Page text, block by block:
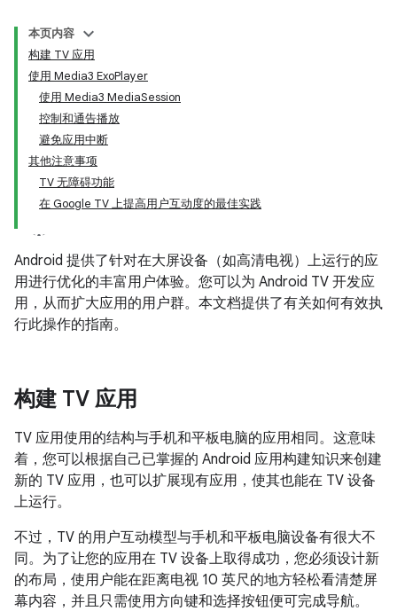
本页内容
构建 TV 应用
使用 Media3 ExoPlayer
使用 Media3 MediaSession
控制和通告播放
避免应用中断
其他注意事项
TV 无障碍功能
在 Google TV 上提高用户互动度的最佳实践
Android 提供了针对在大屏设备（如高清电视）上运行的应
用进行优化的丰富用户体验。您可以为 Android TV 开发应
用，从而扩大应用的用户群。本文档提供了有关如何有效执
行此操作的指南。
构建 TV 应用
TV 应用使用的结构与手机和平板电脑的应用相同。这意味
着，您可以根据自己已掌握的 Android 应用构建知识来创建
新的 TV 应用，也可以扩展现有应用，使其也能在 TV 设备
上运行。
不过，TV 的用户互动模型与手机和平板电脑设备有很大不
同。为了让您的应用在 TV 设备上取得成功，您必须设计新
的布局，使用户能在距离电视 10 英尺的地方轻松看清楚屏
幕内容，并且只需使用方向键和选择按钮便可完成导航。